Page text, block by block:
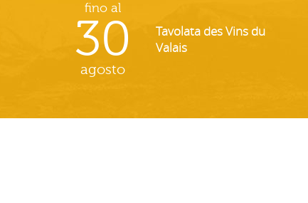
fino al
30
agosto
Tavolata des Vins du
Valais